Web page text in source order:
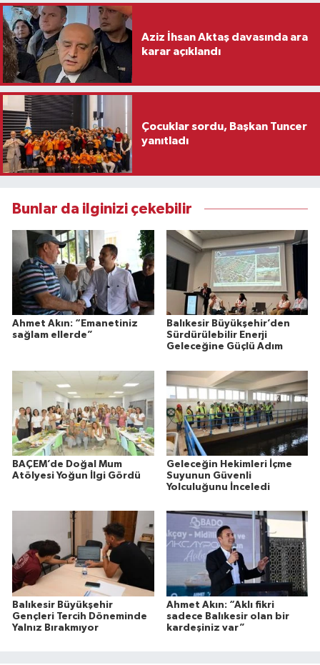
Aziz İhsan Aktaş davasında ara
karar açıklandı
Çocuklar sordu, Başkan Tuncer
yanıtladı
Bunlar da ilginizi çekebilir
Ahmet Akın: “Emanetiniz
sağlam ellerde”
Balıkesir Büyükşehir’den
Sürdürülebilir Enerji
Geleceğine Güçlü Adım
BAÇEM’de Doğal Mum
Atölyesi Yoğun İlgi Gördü
Geleceğin Hekimleri İçme
Suyunun Güvenli
Yolculuğunu İnceledi
Balıkesir Büyükşehir
Gençleri Tercih Döneminde
Yalnız Bırakmıyor
Ahmet Akın: “Aklı fikri
sadece Balıkesir olan bir
kardeşiniz var”